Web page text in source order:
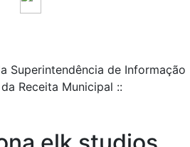
Superintendência de Informação
Receita Municipal ::